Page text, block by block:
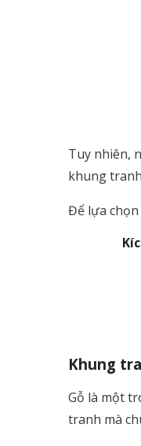
Tuy nhiên,
khung
Để lựa
Khung
Gỗ là một
tranh mà